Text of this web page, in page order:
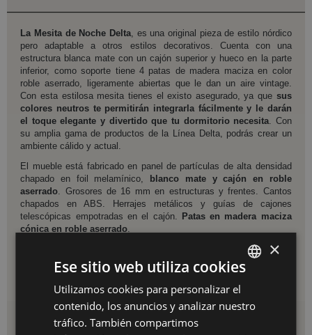
La Mesita de Noche Delta, es una original pieza de estilo nórdico
pero adaptable a otros estilos decorativos. Cuenta con una
estructura blanca mate con un cajón superior y hueco en la parte
inferior, como soporte tiene 4 patas de madera maciza en color
roble aserrado, ligeramente abiertas que le dan un aire vintage.
Con esta estilosa mesita tienes el existo asegurado, ya que sus
colores neutros te permitirán integrarla fácilmente y le darán
el toque elegante y divertido que tu dormitorio necesita. Con
su amplia gama de productos de la Línea Delta, podrás crear un
ambiente cálido y actual.
El mueble está fabricado en panel de partículas de alta densidad
chapado en foil melamínico,
blanco mate y cajón en roble
aserrado . Grosores de 16 mm en estructuras y frentes. Cantos
chapados en ABS. Herrajes metálicos y guías de cajones
telescópicas empotradas en el cajón. Patas en madera maciza
cónica en roble aserrado
Medidas: Ancho: 50,20cm | Profundo: 39,10 cm | Alto: 49,70 cm |
Detalles del producto
SPANISH
ES
×
Ese sitio web utiliza cookies
Utilizamos cookies para personalizar el
contenido, los anuncios y analizar nuestro
tráfico. También compartimos